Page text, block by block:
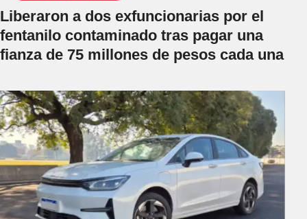
Liberaron a dos exfuncionarias por el
fentanilo contaminado tras pagar una
fianza de 75 millones de pesos cada una